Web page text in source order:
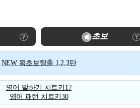
초보
NEW 왕초보탈출 1,2,3탄
영어 말하기 치트키17
영어 패턴 치트키30